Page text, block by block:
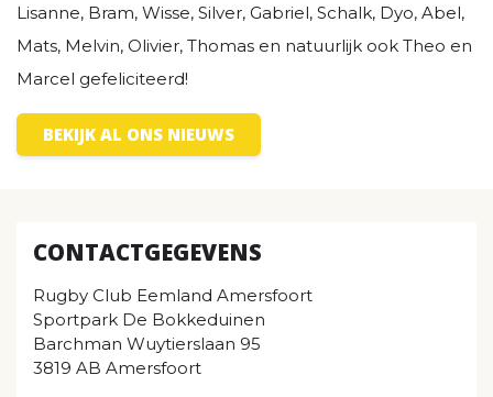
Lisanne, Bram, Wisse, Silver, Gabriel, Schalk, Dyo, Abel,
Mats, Melvin, Olivier, Thomas en natuurlijk ook Theo en
Marcel gefeliciteerd!
BEKIJK AL ONS NIEUWS
CONTACTGEGEVENS
Rugby Club Eemland Amersfoort
Sportpark De Bokkeduinen
Barchman Wuytierslaan 95
3819 AB Amersfoort